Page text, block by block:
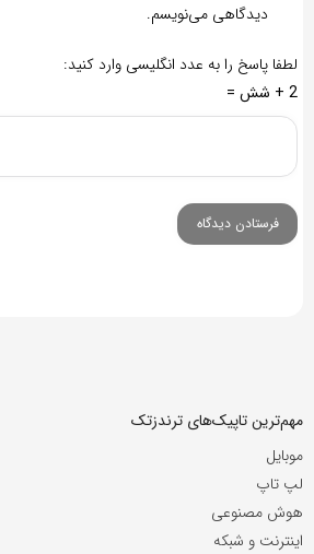
دیدگاهی می‌نویسم.
لطفا پاسخ را به عدد انگلیسی وارد کنید:
2 + شش =
مهم‌ترین تاپیک‌های ترندزتک
موبایل
لپ تاپ
هوش مصنوعی
اینترنت و شبکه